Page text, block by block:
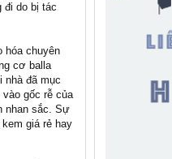
đi do bị tác
hóa chuyên
cơ balla
nhà đã mục
gốc rễ của
nhan sắc. Sự
giá rẻ hay